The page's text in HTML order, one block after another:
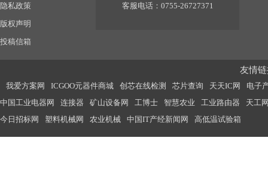
隐私政策
版权声明
投稿信箱
客服电话：0755-26727371
友情
我爱方案网 ICGOO元器件商城 创芯在线检测 芯片查询 天天IC网
电子
中国工业电器网
连接器 矿山设备网 工博士 智慧农业 工业路由器
天工
今日招标网
塑料机械网 农业机械 中国IT产经新闻网 高低温试验箱